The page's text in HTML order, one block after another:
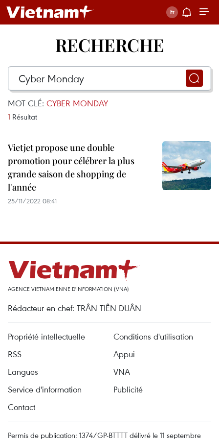
RECHERCHE
MOT CLÉ: CYBER MONDAY
1 Résultat
Vietjet propose une double
promotion pour célébrer la plus
grande saison de shopping de
l'année
25/11/2022 08:41
AGENCE VIETNAMIENNE D'INFORMATION (VNA)
Rédacteur en chef: TRÂN TIÊN DUÂN
Propriété intellectuelle
Conditions d'utilisation
RSS
Appui
Langues
VNA
Service d'information
Publicité
Contact
Permis de publication: 1374/GP-BTTTT délivré le 11 septembre